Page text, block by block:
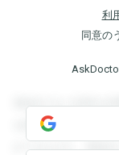
利
同意の
登録すると回答を
を閲覧することが
ができます。登録